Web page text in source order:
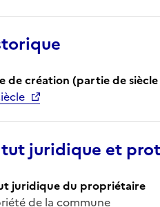
de création (partie de
juridique et
juridique du propriétaire
de la commune